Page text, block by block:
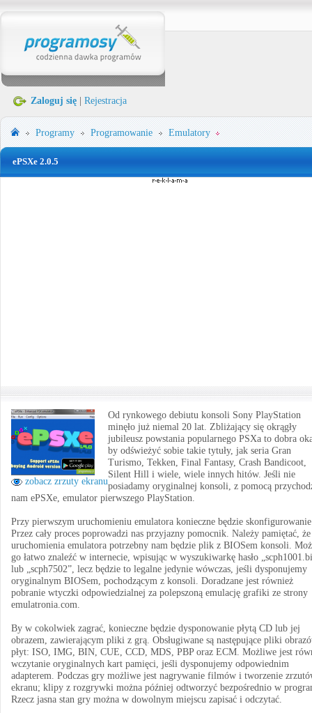
Zaloguj się Rejestracja
Programy Programowanie Emulatory
ePSXe 2.0.5
zobacz zrzuty ekranu
Od rynkowego debiutu konsoli Sony PlayStation
minęło już niemal 20 lat. Zbliżający się okrągły
jubileusz powstania popularnego PSXa to dobra
by odświeżyć sobie takie tytuły, jak seria Gran
Turismo, Tekken, Final Fantasy, Crash Bandicoot,
Silent Hill i wiele, wiele innych hitów. Jeśli nie
posiadamy oryginalnej konsoli, z pomocą
nam ePSXe, emulator pierwszego PlayStation.
Przy pierwszym uruchomieniu emulatora konieczne będzie
Przez cały proces poprowadzi nas przyjazny pomocnik. Należy pamiętać,
uruchomienia emulatora potrzebny nam będzie plik z BIOSem konsoli.
go łatwo znaleźć w internecie, wpisując w wyszukiwarkę hasło
lub „scph7502”, lecz będzie to legalne jedynie wówczas, jeśli dysponujemy
oryginalnym BIOSem, pochodzącym z konsoli. Doradzane jest również
pobranie wtyczki odpowiedzialnej za polepszoną emulację grafiki ze strony
emulatronia.com.
By w cokolwiek zagrać, konieczne będzie dysponowanie płytą CD lub jej
obrazem, zawierającym pliki z grą. Obsługiwane są następujące pliki
płyt: ISO, IMG, BIN, CUE, CCD, MDS, PBP oraz ECM. Możliwe jest
wczytanie oryginalnych kart pamięci, jeśli dysponujemy odpowiednim
adapterem. Podczas gry możliwe jest nagrywanie filmów i tworzenie
ekranu; klipy z rozgrywki można później odtworzyć bezpośrednio w
Rzecz jasna stan gry można w dowolnym miejscu zapisać i odczytać.